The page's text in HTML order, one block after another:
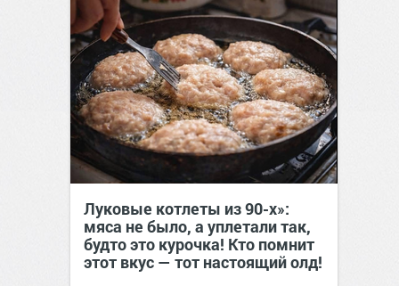
Луковые котлеты из 90-х»:
мяса не было, а уплетали так,
будто это курочка! Кто помнит
этот вкус — тот настоящий олд!